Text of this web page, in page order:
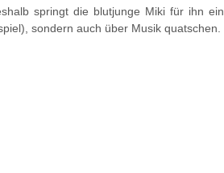
springt die blutjunge Miki für ihn ein,
sondern auch über Musik quatschen.